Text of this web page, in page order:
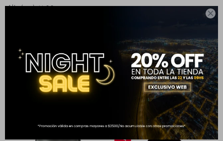

Alto (cm): 11.00
Material: 100% Polyester
Completá tu compra